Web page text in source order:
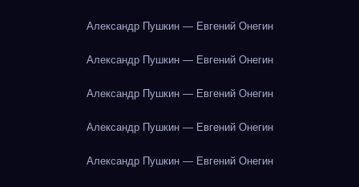
Александр Пушкин — Евгений Онегин
Александр Пушкин — Евгений Онегин
Александр Пушкин — Евгений Онегин
Александр Пушкин — Евгений Онегин
Александр Пушкин — Евгений Онегин